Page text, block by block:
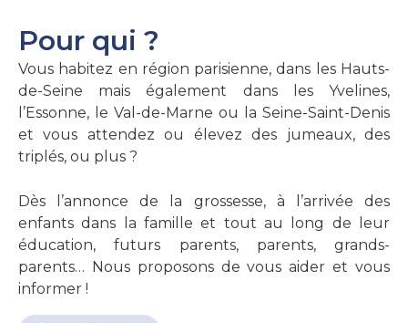
Pour qui ?
Vous habitez en région parisienne, dans les Hauts-
de-Seine mais également dans les Yvelines,
l’Essonne, le Val-de-Marne ou la Seine-Saint-Denis
et vous attendez ou élevez des jumeaux, des
triplés, ou plus ?
Dès l’annonce de la grossesse, à l’arrivée des
enfants dans la famille et tout au long de leur
éducation, futurs parents, parents, grands-
parents… Nous proposons de vous aider et vous
informer !